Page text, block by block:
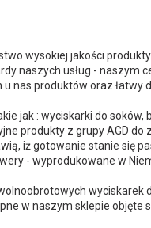
wysokiej jakości
naszych usług -
nas produktów oraz łatwy
jak : wyciskarki do
produkty z grupy AGD
iż gotowanie stanie się
- wyprodukowane w
wyciskarek
w naszym sklepie objęte